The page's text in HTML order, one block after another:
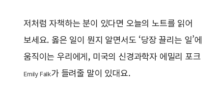
저처럼 자책하는 분이 있다면 오늘의 노트를 읽어
보세요. 옳은 일이 뭔지 알면서도 ‘당장 끌리는 일’에
움직이는 우리에게, 미국의 신경과학자 에밀리 포크
Emily Falk가 들려줄 말이 있대요.